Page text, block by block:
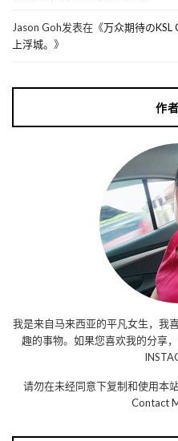
Jason Goh发表在《万众期待の
上浮城。 》
作
我是来自马来西亚的平凡女生，我
趣的事物。如果您喜欢我的分享
请勿在未经同意下复制和使用本
Contact